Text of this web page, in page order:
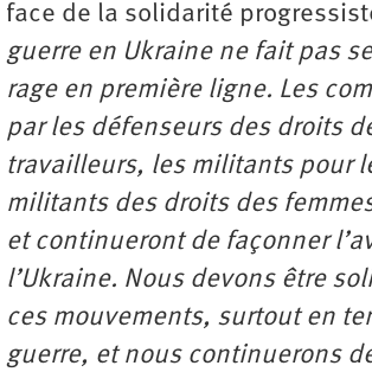
face de la solidarité
guerre en Ukraine ne fait pas
rage en première ligne. Les
par les défenseurs des droits
travailleurs, les militants pour
militants des droits des
et continueront de façonner
l’Ukraine. Nous devons être
ces mouvements, surtout en
guerre, et nous continuerons